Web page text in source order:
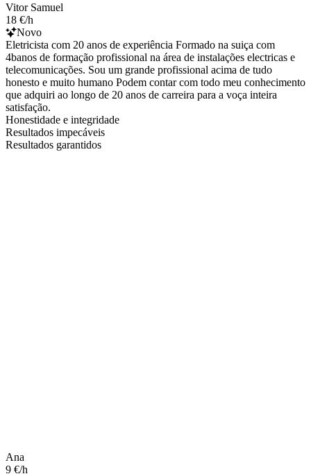
Vitor Samuel
18 €/h
Novo
Eletricista com 20 anos de experiência Formado na suiça com
4banos de formação profissional na área de instalações electricas e
telecomunicações. Sou um grande profissional acima de tudo
honesto e muito humano Podem contar com todo meu conhecimento
que adquiri ao longo de 20 anos de carreira para a voça inteira
satisfação.
Honestidade e integridade
Resultados impecáveis
Resultados garantidos
Ana
9 €/h